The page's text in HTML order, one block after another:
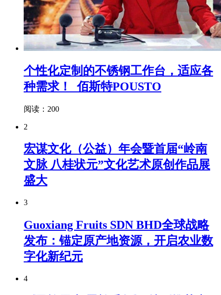
个性化定制的不锈钢工作台，适应各
种需求！_佰斯特POUSTO
阅读：200
2
宏谋文化（公益）年会暨首届“岭南
文脉 八桂状元”文化艺术原创作品展
盛大
3
Guoxiang Fruits SDN BHD全球战略
发布：锚定原产地资源，开启农业数
字化新纪元
4